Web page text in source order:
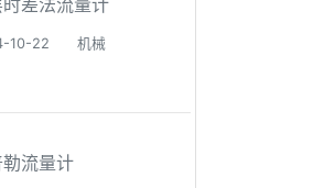
10-22 机械
流量计